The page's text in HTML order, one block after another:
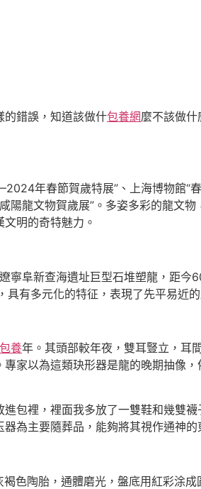
錯誤，知道該做什包養網麼不該做
年春節賀歲特展”、上海博物館“
龍文物賀歲展”。多姿多彩的龍文物
明的奇特魅力。
阜新查海遺址巨型石堆塑龍，距今
有多元化的特征，表現了先平易近的
包養年。其頭部較年夜，雙耳豎立，耳
家以為這類玦形器是龍的晚期抽像
包裡，裡面我多放了一雙鞋和幾雙襪
器為主要隨葬品，能夠將其視作通神的
色陶胎，通體磨光，盤底用紅彩涂成